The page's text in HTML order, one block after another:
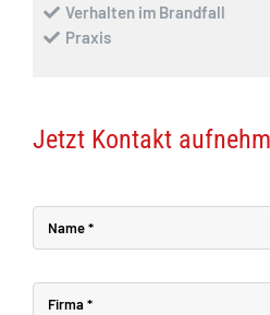
Verhalten im Brandfall
Praxis
Jetzt Kontakt